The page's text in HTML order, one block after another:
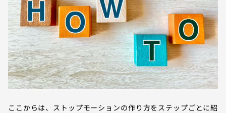
ここからは、ストップモーションの作り方をステップごとに紹